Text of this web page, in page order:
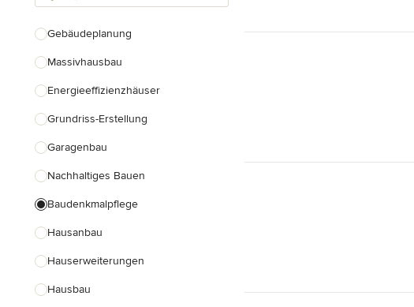
Einbauschränke
Gebäudeplanung
Massivhausbau
Energieeffizienzhäuser
Grundriss-Erstellung
Garagenbau
Nachhaltiges Bauen
Baudenkmalpflege
Hausanbau
Hauserweiterungen
Hausbau